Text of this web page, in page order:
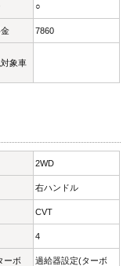
○
7860
象車
2WD
右ハンドル
CVT
4
ーボ
過給器設定(ターボ